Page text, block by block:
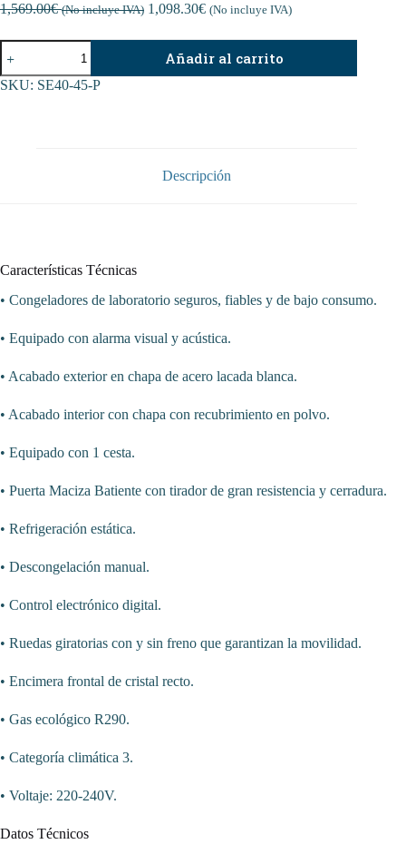
1,569.00€ (No incluye IVA) 1,098.30€ (No incluye IVA)
Congelador
horizontal
Especial
Laboratorio
cantidad
Añadir al carrito
SKU: SE40-45-P
Descripción
Características Técnicas
• Congeladores de laboratorio seguros, fiables y de bajo consumo.
• Equipado con alarma visual y acústica.
• Acabado exterior en chapa de acero lacada blanca.
• Acabado interior con chapa con recubrimiento en polvo.
• Equipado con 1 cesta.
• Puerta Maciza Batiente con tirador de gran resistencia y cerradura.
• Refrigeración estática.
• Descongelación manual.
• Control electrónico digital.
• Ruedas giratorias con y sin freno que garantizan la movilidad.
• Encimera frontal de cristal recto.
• Gas ecológico R290.
• Categoría climática 3.
• Voltaje: 220-240V.
Datos Técnicos